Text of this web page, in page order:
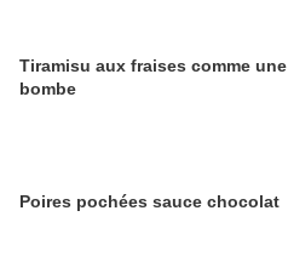
Tiramisu aux fraises comme une
bombe
Poires pochées sauce chocolat